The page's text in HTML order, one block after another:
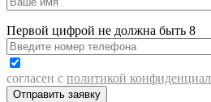
Первой цифрой не должна быть 8
согласен с политикой